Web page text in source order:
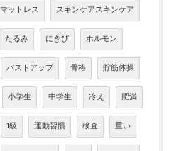
マットレス スキンケアスキンケア
たるみ にきび ホルモン
バストアップ 骨格 貯筋体操
小学生 中学生 冷え 肥満
1級 運動習慣 検査 重い